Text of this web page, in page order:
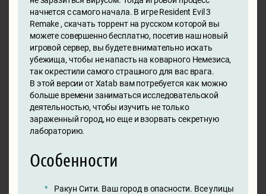
начнется с самого начала. В игре Resident Evil 3
Remake , скачать торрент на русском которой вы
можете совершенно бесплатно, посетив наш новый
игровой сервер, вы будете внимательно искать
убежища, чтобы не напасть на коварного Немезиса,
так окрестили самого страшного для вас врага.
В этой версии от Xatab вам потребуется как можно
больше времени заниматься исследовательской
деятельностью, чтобы изучить не только
зараженный город, но еще и взорвать секретную
лабораторию.
Особенности
Ракун Сити. Ваш город в опасности. Все улицы